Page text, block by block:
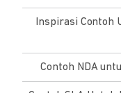
Inspirasi Contoh
Contoh NDA